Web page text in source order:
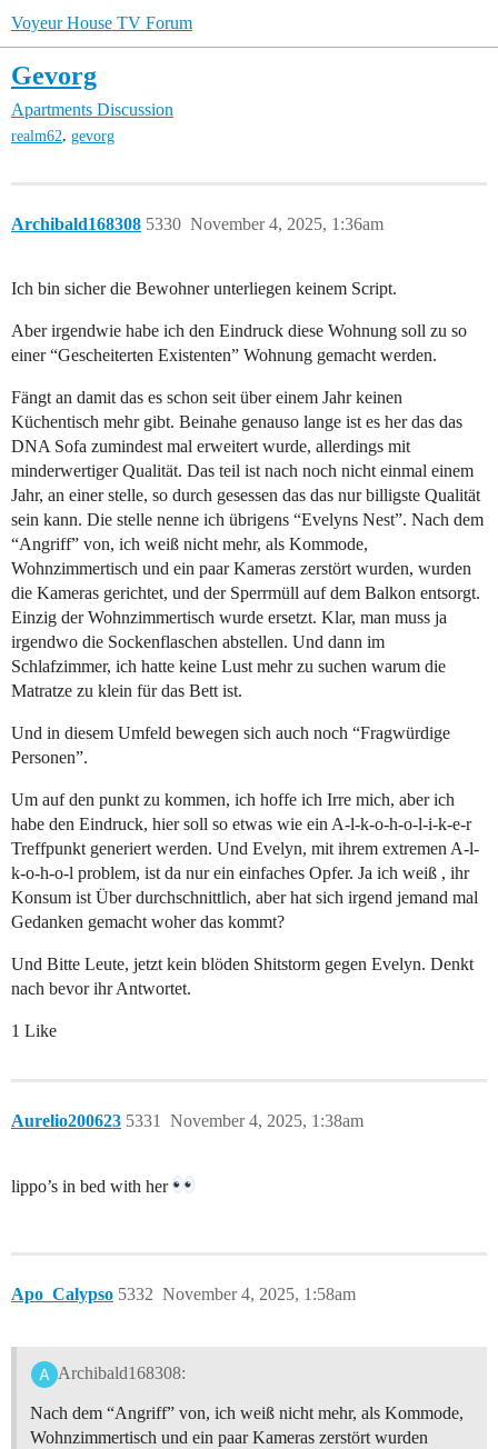
Voyeur House TV Forum
Gevorg
Apartments Discussion
realm62, gevorg
Archibald168308 November 4, 2025, 1:36am
5330
Ich bin sicher die Bewohner unterliegen keinem Script.
Aber irgendwie habe ich den Eindruck diese Wohnung soll zu so
einer “Gescheiterten Existenten” Wohnung gemacht werden.
Fängt an damit das es schon seit über einem Jahr keinen
Küchentisch mehr gibt. Beinahe genauso lange ist es her das das
DNA Sofa zumindest mal erweitert wurde, allerdings mit
minderwertiger Qualität. Das teil ist nach noch nicht einmal einem
Jahr, an einer stelle, so durch gesessen das das nur billigste Qualität
sein kann. Die stelle nenne ich übrigens “Evelyns Nest”. Nach dem
“Angriff” von, ich weiß nicht mehr, als Kommode,
Wohnzimmertisch und ein paar Kameras zerstört wurden, wurden
die Kameras gerichtet, und der Sperrmüll auf dem Balkon entsorgt.
Einzig der Wohnzimmertisch wurde ersetzt. Klar, man muss ja
irgendwo die Sockenflaschen abstellen. Und dann im
Schlafzimmer, ich hatte keine Lust mehr zu suchen warum die
Matratze zu klein für das Bett ist.
Und in diesem Umfeld bewegen sich auch noch “Fragwürdige
Personen”.
Um auf den punkt zu kommen, ich hoffe ich Irre mich, aber ich
habe den Eindruck, hier soll so etwas wie ein A-l-k-o-h-o-l-i-k-e-r
Treffpunkt generiert werden. Und Evelyn, mit ihrem extremen A-l-
k-o-h-o-l problem, ist da nur ein einfaches Opfer. Ja ich weiß , ihr
Konsum ist Über durchschnittlich, aber hat sich irgend jemand mal
Gedanken gemacht woher das kommt?
Und Bitte Leute, jetzt kein blöden Shitstorm gegen Evelyn. Denkt
nach bevor ihr Antwortet.
1 Like
Aurelio200623 November 4, 2025, 1:38am
5331
lippo’s in bed with her
Apo_Calypso November 4, 2025, 1:58am
5332
Archibald168308:
Nach dem “Angriff” von, ich weiß nicht mehr, als Kommode,
Wohnzimmertisch und ein paar Kameras zerstört wurden